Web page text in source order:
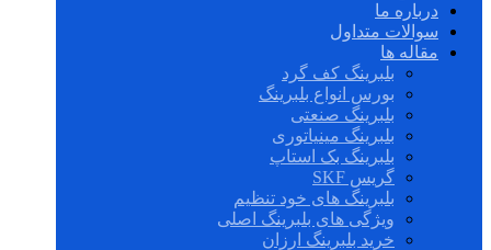
درباره ما
سوالات متداول
مقاله ها
بلبرینگ کف گرد
بورس انواع بلبرینگ
بلبرینگ صنعتی
بلبرینگ مینیاتوری
بلبرینگ بک استاپ
گریس SKF
بلبرینگ های خود تنظیم
ویژگی های بلبرینگ اصلی
خرید بلبرینگ ارزان